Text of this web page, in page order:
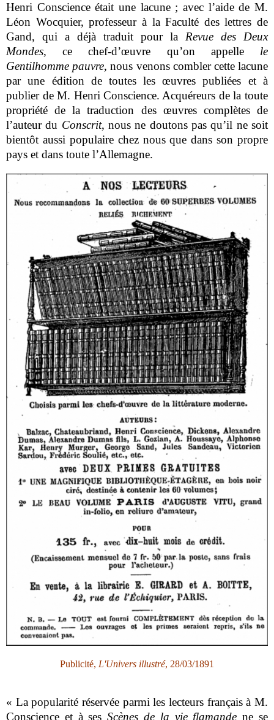
Henri Conscience était une lacune ; avec l’aide de M.
Léon Wocquier, professeur à la Faculté des lettres de
Gand, qui a déjà traduit pour la Revue des Deux
Mondes, ce chef-d’œuvre qu’on appelle
le
Gentilhomme pauvre, nous venons combler cette lacune
par une édition de toutes les œuvres publiées et à
publier de M. Henri Conscience. Acquéreurs de la toute
propriété de la traduction des œuvres complètes de
l’auteur du Conscrit, nous ne doutons pas qu’il ne soit
bientôt aussi populaire chez nous que dans son propre
pays et dans toute l’Allemagne.
Publicité, L'Univers illustré, 28/03/1891
« La popularité réservée parmi les lecteurs français à M.
Conscience et à ses Scènes de la vie flamande ne se